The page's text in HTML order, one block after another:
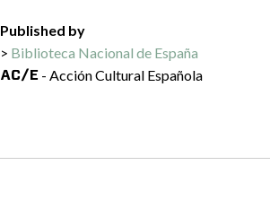
Published by
Biblioteca Nacional de España
- Acción Cultural Española